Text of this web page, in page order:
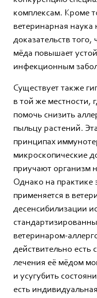
комплексам. Кроме
ветеринарная наука
доказательств того,
мёда повышает
инфекционным
Существует также
в той же местности,
помочь снизить
пыльцу растений.
принципах
микроскопические
приучают организм
Однако на практике
применяется в
десенсибилизации
ветеринаром-
действительно есть
лечения её мёдом
и усугубить
есть